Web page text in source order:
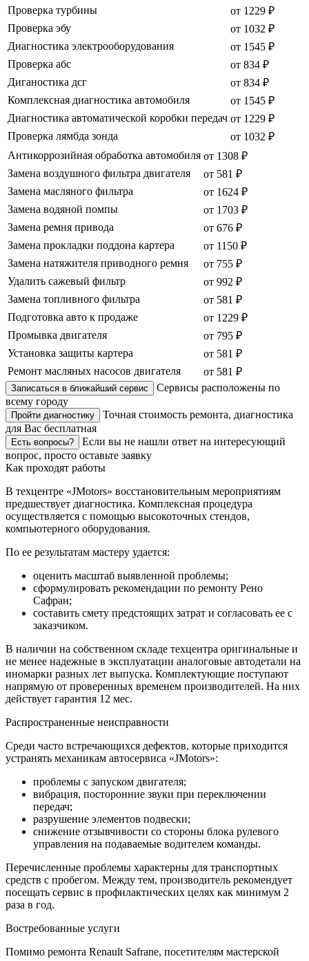
Проверка турбины
от 1229 ₽
Проверка эбу
от 1032 ₽
Диагностика электрооборудования
от 1545 ₽
Проверка абс
от 834 ₽
Диганостика дсг
от 834 ₽
Комплексная диагностика автомобиля
от 1545 ₽
Диагностика автоматической коробки передач от 1229 ₽
Проверка лямбда зонда
от 1032 ₽
Антикоррозийная обработка автомобиля от 1308 ₽
Замена воздушного фильтра двигателя
от 581 ₽
Замена масляного фильтра
от 1624 ₽
Замена водяной помпы
от 1703 ₽
Замена ремня привода
от 676 ₽
Замена прокладки поддона картера
от 1150 ₽
Замена натяжителя приводного ремня
от 755 ₽
Удалить сажевый фильтр
от 992 ₽
Замена топливного фильтра
от 581 ₽
Подготовка авто к продаже
от 1229 ₽
Промывка двигателя
от 795 ₽
Установка защиты картера
от 581 ₽
Ремонт масляных насосов двигателя
от 581 ₽
Записаться в ближайший сервис
Сервисы расположены по
всему городу
Пройти диагностику
Точная стоимость ремонта, диагностика
для Вас бесплатная
Есть вопросы?
Если вы не нашли ответ на интересующий
вопрос, просто оставьте заявку
Как проходят работы
В техцентре «JMotors» восстановительным мероприятиям
предшествует диагностика. Комплексная процедура
осуществляется с помощью высокоточных стендов,
компьютерного оборудования.
По ее результатам мастеру удается:
оценить масштаб выявленной проблемы;
сформулировать рекомендации по ремонту Рено
Сафран;
составить смету предстоящих затрат и согласовать ее с
заказчиком.
В наличии на собственном складе техцентра оригинальные и
не менее надежные в эксплуатации аналоговые автодетали на
иномарки разных лет выпуска. Комплектующие поступают
напрямую от проверенных временем производителей. На них
действует гарантия 12 мес.
Распространенные неисправности
Среди часто встречающихся дефектов, которые приходится
устранять механикам автосервиса «JMotors»:
проблемы с запуском двигателя;
вибрация, посторонние звуки при переключении
передач;
разрушение элементов подвески;
снижение отзывчивости со стороны блока рулевого
управления на подаваемые водителем команды.
Перечисленные проблемы характерны для транспортных
средств с пробегом. Между тем, производитель рекомендует
посещать сервис в профилактических целях как минимум 2
раза в год.
Востребованные услуги
Помимо ремонта Renault Safrane, посетителям мастерской